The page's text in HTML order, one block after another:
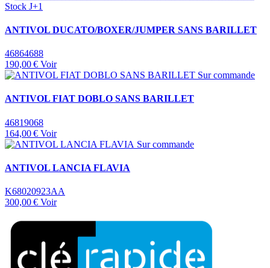
Stock J+1
ANTIVOL DUCATO/BOXER/JUMPER SANS BARILLET
46864688
190,00 € Voir
Sur commande
ANTIVOL FIAT DOBLO SANS BARILLET
46819068
164,00 € Voir
Sur commande
ANTIVOL LANCIA FLAVIA
K68020923AA
300,00 € Voir